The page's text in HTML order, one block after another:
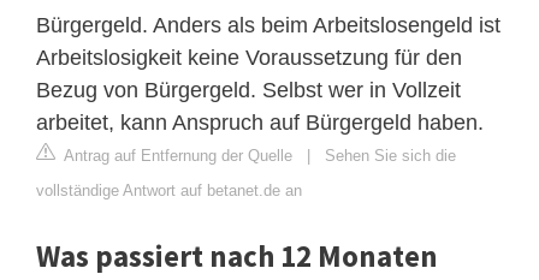
Bürgergeld. Anders als beim Arbeitslosengeld ist
Arbeitslosigkeit keine Voraussetzung für den
Bezug von Bürgergeld. Selbst wer in Vollzeit
arbeitet, kann Anspruch auf Bürgergeld haben.
Antrag auf Entfernung der Quelle | Sehen Sie sich die
vollständige Antwort auf betanet.de an
Was passiert nach 12 Monaten